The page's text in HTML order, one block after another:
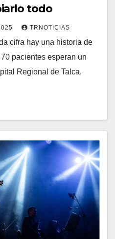
todo
TRNOTICIAS
cifra hay una historia de
pacientes esperan un
Regional de Talca,